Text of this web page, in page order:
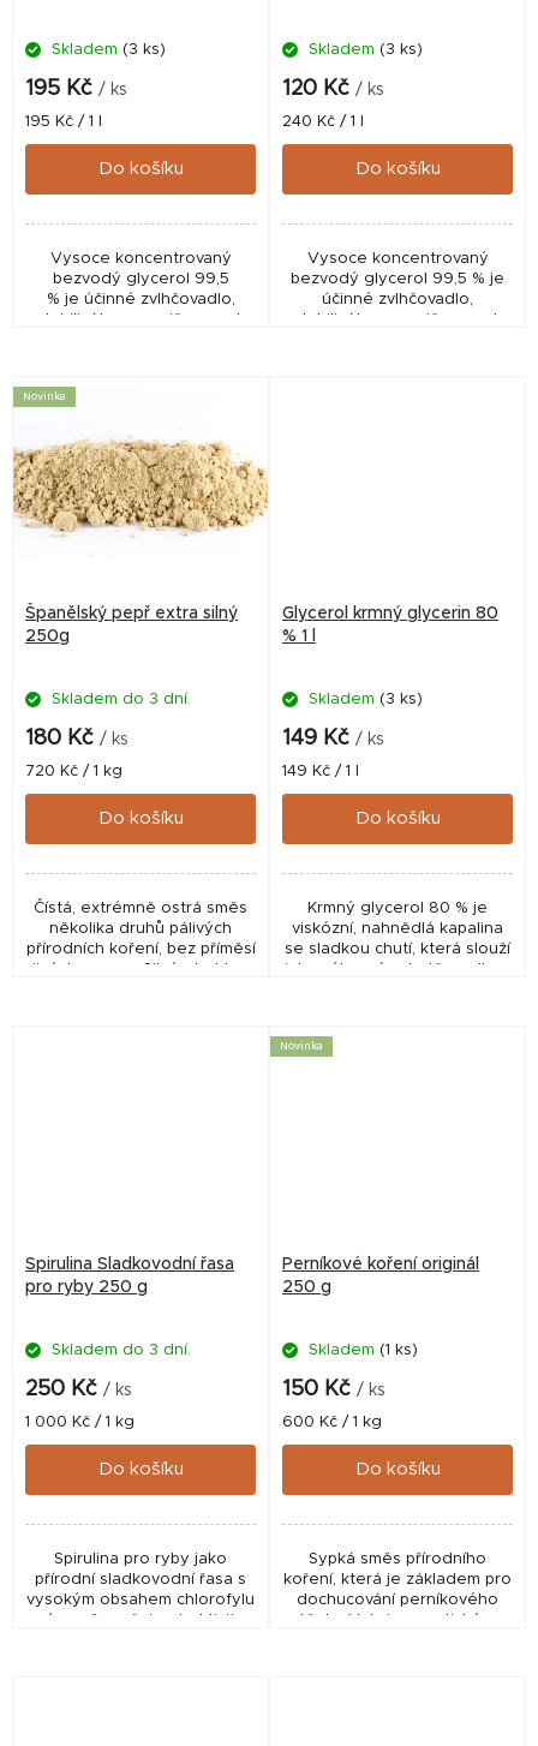
Skladem (3 ks)
195 Kč / ks
Měrná
cena:
195 Kč / 1 l
Do košíku
Vysoce koncentrovaný
bezvodý glycerol 99,5
% je účinné zvlhčovadlo,
stabilizátor a nosič aromat,
Skladem (3 ks)
120 Kč / ks
Měrná
cena:
240 Kč / 1 l
Do košíku
Vysoce koncentrovaný
bezvodý glycerol 99,5 % je
účinné zvlhčovadlo,
stabilizátor a nosič aromat,
Novinka
Španělský pepř extra silný
250g
Skladem do 3 dní.
180 Kč / ks
Měrná
cena:
720 Kč / 1 kg
Do košíku
Čístá, extrémně ostrá směs
několika druhů pálivých
přírodních koření, bez příměsí
Glycerol krmný glycerin 80
% 1 l
Skladem (3 ks)
149 Kč / ks
Měrná
cena:
149 Kč / 1 l
Do košíku
Krmný glycerol 80 % je
viskózní, nahnědlá kapalina
se sladkou chutí, která slouží
Spirulina Sladkovodní řasa
pro ryby 250 g
Skladem do 3 dní.
250 Kč / ks
Měrná
cena:
1 000 Kč / 1 kg
Do košíku
Spirulina pro ryby jako
přírodní sladkovodní řasa s
vysokým obsahem chlorofylu
výrazně zvyšuje atraktivitu
Novinka
Perníkové koření originál
250 g
Skladem (1 ks)
150 Kč / ks
Měrná
cena:
600 Kč / 1 kg
Do košíku
Sypká směs přírodního
koření, která je základem pro
dochucování perníkového
těsta. Velmi aromatické a